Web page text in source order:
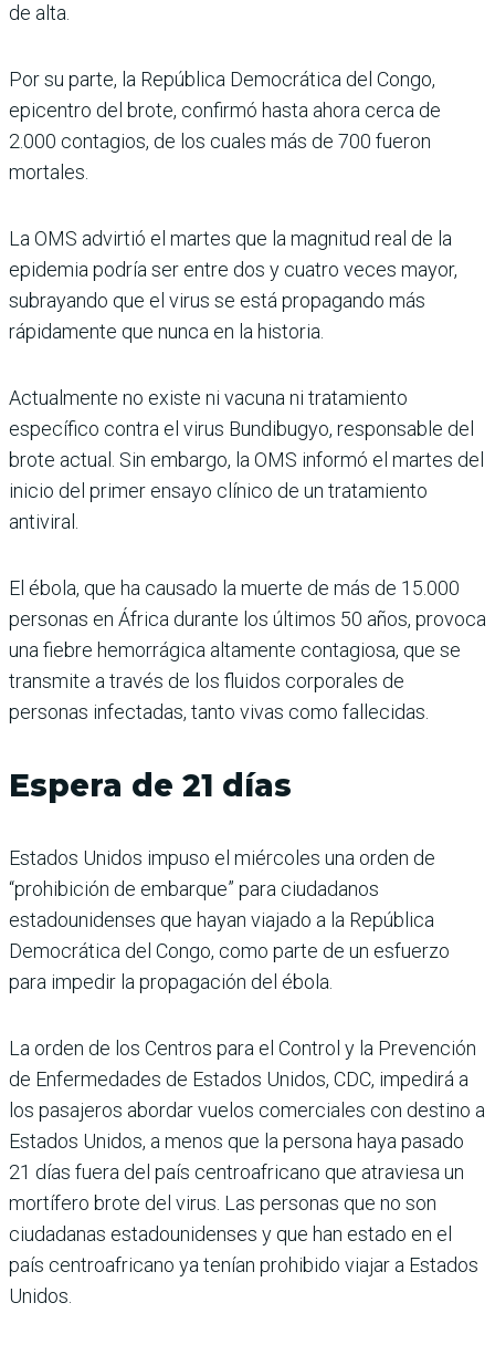
de alta.
Por su parte, la República Democrática del Congo,
epicentro del brote, confirmó hasta ahora cerca de
2.000 contagios, de los cuales más de 700 fueron
mortales.
La OMS advirtió el martes que la magnitud real de la
epidemia podría ser entre dos y cuatro veces mayor,
subrayando que el virus se está propagando más
rápidamente que nunca en la historia.
Actualmente no existe ni vacuna ni tratamiento
específico contra el virus Bundibugyo, responsable del
brote actual. Sin embargo, la OMS informó el martes del
inicio del primer ensayo clínico de un tratamiento
antiviral.
El ébola, que ha causado la muerte de más de 15.000
personas en África durante los últimos 50 años, provoca
una fiebre hemorrágica altamente contagiosa, que se
transmite a través de los fluidos corporales de
personas infectadas, tanto vivas como fallecidas.
Espera de 21 días
Estados Unidos impuso el miércoles una orden de
“prohibición de embarque” para ciudadanos
estadounidenses que hayan viajado a la República
Democrática del Congo, como parte de un esfuerzo
para impedir la propagación del ébola.
La orden de los Centros para el Control y la Prevención
de Enfermedades de Estados Unidos, CDC, impedirá a
los pasajeros abordar vuelos comerciales con destino a
Estados Unidos, a menos que la persona haya pasado
21 días fuera del país centroafricano que atraviesa un
mortífero brote del virus. Las personas que no son
ciudadanas estadounidenses y que han estado en el
país centroafricano ya tenían prohibido viajar a Estados
Unidos.